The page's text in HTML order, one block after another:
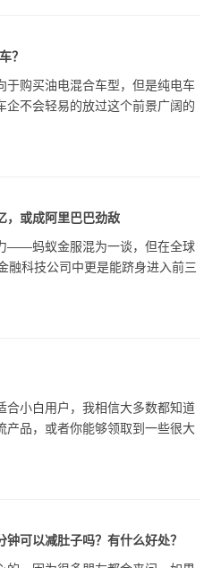
？
于购买油电混合车型，但是纯电车
企不会轻易的放过这个前景广阔的
，或成阿里巴巴劲敌
——蚂蚁金服混为一谈，但在全球
融科技公司中更是能跻身进入前三
合小白用户，我相信大多数都知道
产品，或者你能够领取到一些很大
可以减肚子吗？有什么好处？